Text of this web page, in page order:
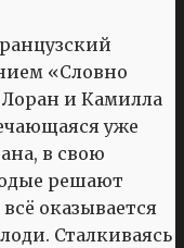
«Словно
Лоран и Камилла
уже
в свою
решают
оказывается
Сталкиваясь